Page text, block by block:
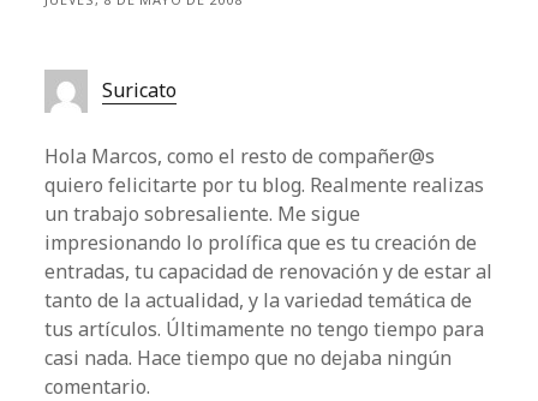
Suricato
Hola Marcos, como el resto de compañer@s
quiero felicitarte por tu blog. Realmente realizas
un trabajo sobresaliente. Me sigue
impresionando lo prolífica que es tu creación de
entradas, tu capacidad de renovación y de estar al
tanto de la actualidad, y la variedad temática de
tus artículos. Últimamente no tengo tiempo para
casi nada. Hace tiempo que no dejaba ningún
comentario.